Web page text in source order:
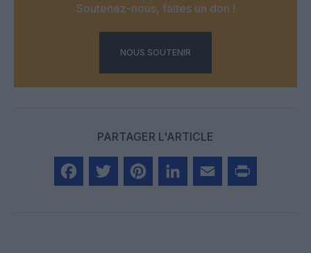
Soutenez-nous, faites un don !
NOUS SOUTENIR
PARTAGER L'ARTICLE